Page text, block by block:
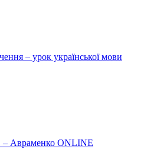
– урок української мови
– Авраменко ONLINE